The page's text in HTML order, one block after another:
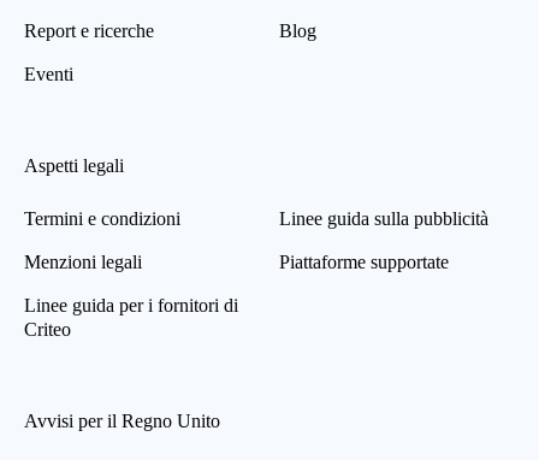
Report e ricerche
Eventi
Blog
Aspetti legali
Termini e condizioni
Menzioni legali
Linee guida per i fornitori di
Criteo
Linee guida sulla pubblicità
Piattaforme supportate
Avvisi per il Regno Unito